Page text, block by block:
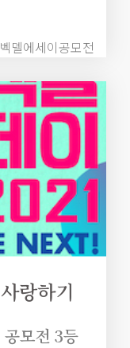
델에세이공모전
랑하기
모전 3등